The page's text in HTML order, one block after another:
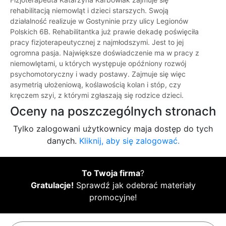
rehabilitacją niemowląt i dzieci starszych. Swoją
działalność realizuje w Gostyninie przy ulicy Legionów
Polskich 6B. Rehabilitantka już prawie dekadę poświęciła
pracy fizjoterapeutycznej z najmłodszymi. Jest to jej
ogromna pasja. Największe doświadczenie ma w pracy z
niemowlętami, u których występuje opóźniony rozwój
psychomotoryczny i wady postawy. Zajmuje się więc
asymetrią ułożeniową, koślawością kolan i stóp, czy
kręczem szyi, z którymi zgłaszają się rodzice dzieci.
Oceny na poszczególnych stronach
Tylko zalogowani użytkownicy maja dostęp do tych
danych. Kliknij, aby się zalogować.
To Twoja firma?
Gratulacje! Sprawdź jak odebrać materiały
promocyjne!